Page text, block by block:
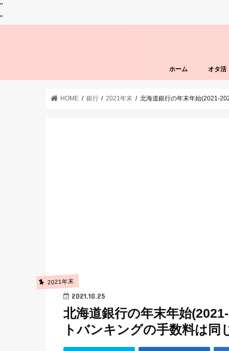
"
"
ホーム オタ活
HOME 銀行 2021年末 北海道銀行の年末年始(2021-
2021年末
2021.10.25
北海道銀行の年末年始
トバンキングの手数料は同